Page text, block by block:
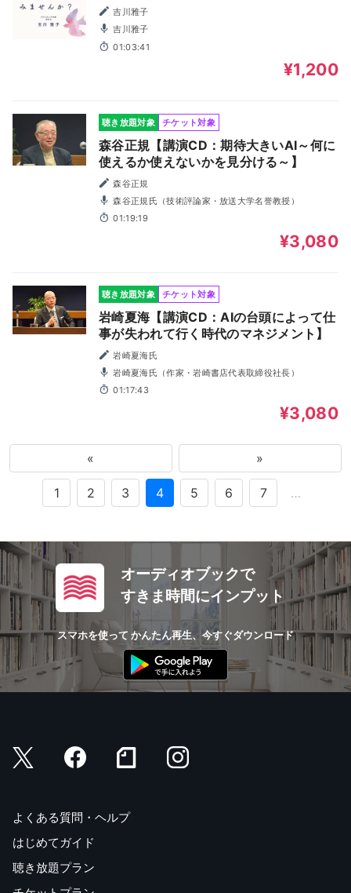
吉川雅子
吉川雅子
01:03:41
¥1,200
聴き放題対象 チケット対象
森谷正規【講演CD：期待大きいAI～何に
使えるか使えないかを見分ける～】
森谷正規
森谷正規氏（技術評論家・放送大学名誉教授）
01:19:19
¥3,080
聴き放題対象 チケット対象
岩崎夏海【講演CD：AIの台頭によって仕
事が失われて行く時代のマネジメント】
岩崎夏海氏
岩崎夏海氏（作家・岩崎書店代表取締役社長）
01:17:43
¥3,080
« »
1 2 3 4 5 6 7 …
オーディオブックで
すきま時間にインプット
スマホを使って かんたん再生、今すぐダウンロード
よくある質問・ヘルプ
はじめてガイド
聴き放題プラン